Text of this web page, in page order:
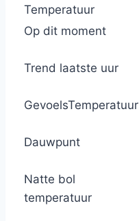
Temperatuur
Op dit moment
Trend laatste uur
GevoelsTemperatuur
Dauwpunt
Natte bol
temperatuur